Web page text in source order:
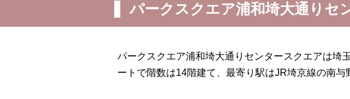
パークスクエア浦和埼大通りセ
パークスクエア浦和埼大通りセンタースクエアは埼
ートで階数は14階建て、最寄り駅はJR埼京線の南